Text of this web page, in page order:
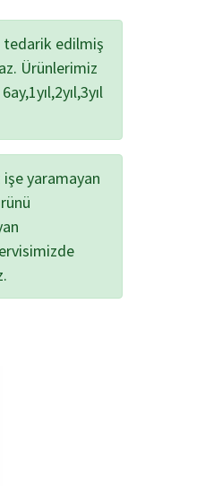
tedarik edilmiş
Ürünlerimiz
yaramayan